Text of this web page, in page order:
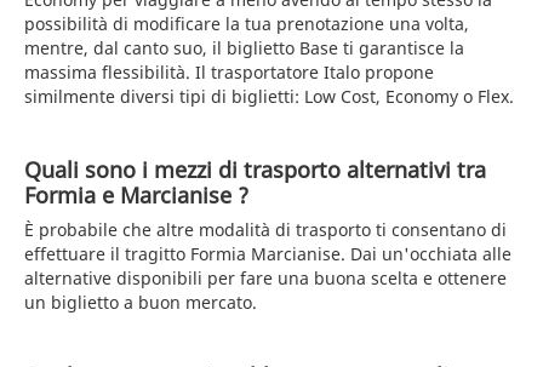
possibilità di modificare la tua prenotazione una volta,
mentre, dal canto suo, il biglietto Base ti garantisce la
massima flessibilità. Il trasportatore Italo propone
similmente diversi tipi di biglietti: Low Cost, Economy o Flex.
Quali sono i mezzi di trasporto alternativi tra
Formia e Marcianise ?
È probabile che altre modalità di trasporto ti consentano di
effettuare il tragitto Formia Marcianise. Dai un'occhiata alle
alternative disponibili per fare una buona scelta e ottenere
un biglietto a buon mercato.